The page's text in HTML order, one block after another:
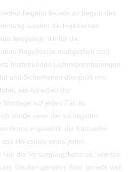
begann bereits zu Beginn des
wurden die logistischen
festgelegt, die für die
Regelkreise maßgeblich sind.
bestehenden Liefervereinbarungen
und Sicherheiten überprüft und
ein Abreißen der
auf jeden Fall zu
wurde einer der wichtigsten
Armatur gewählt: die Kartusche
Herzstück eines jeden
hier die Versorgungskette ab, würden
ins Stocken geraten. Aber gerade weil